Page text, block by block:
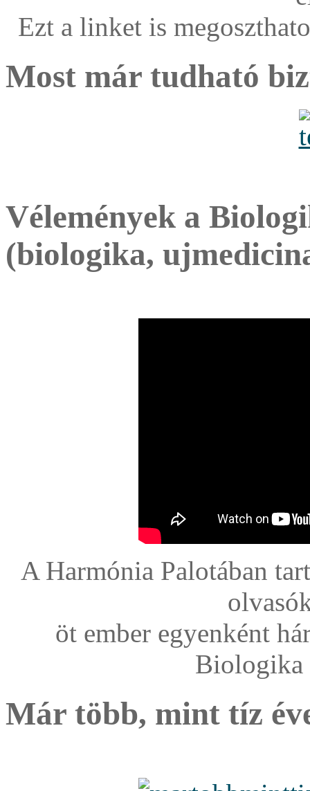
Ezt a linket is
Most már tudható
Vélemények a
(biologika,
A Harmónia Palotában
öt ember egyenként
Biologika
Már több, mint tíz